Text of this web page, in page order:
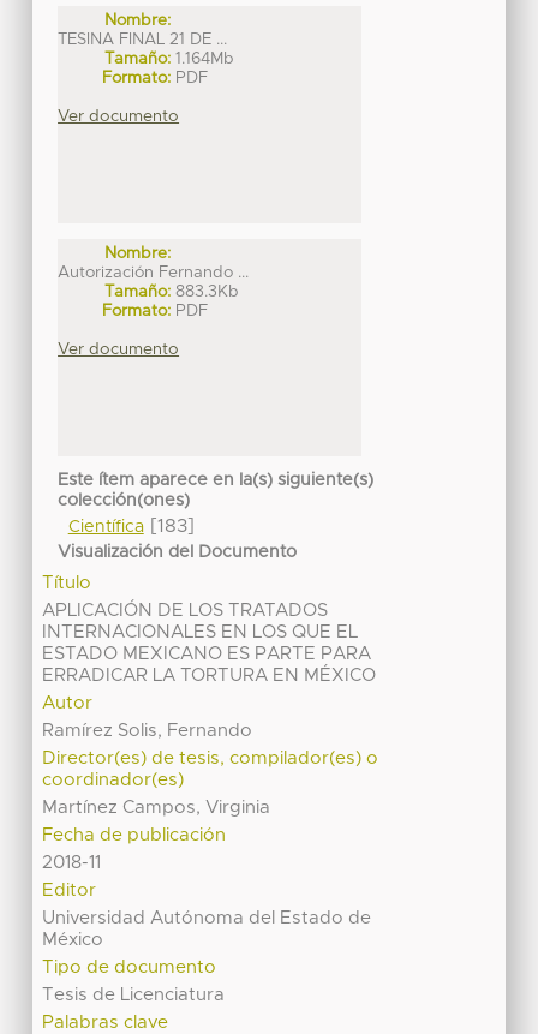
Nombre:
TESINA FINAL 21 DE ...
Tamaño: 1.164Mb
Formato: PDF
Ver documento
Nombre:
Autorización Fernando ...
Tamaño: 883.3Kb
Formato: PDF
Ver documento
Este ítem aparece en la(s) siguiente(s)
colección(ones)
Científica[183]
Visualización del Documento
Título
APLICACIÓN DE LOS TRATADOS
INTERNACIONALES EN LOS QUE EL
ESTADO MEXICANO ES PARTE PARA
ERRADICAR LA TORTURA EN MÉXICO
Autor
Ramírez Solis, Fernando
Director(es) de tesis, compilador(es) o
coordinador(es)
Martínez Campos, Virginia
Fecha de publicación
2018-11
Editor
Universidad Autónoma del Estado de
México
Tipo de documento
Tesis de Licenciatura
Palabras clave